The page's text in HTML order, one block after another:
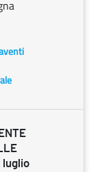
luglio